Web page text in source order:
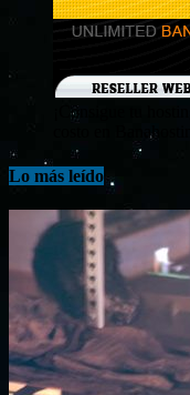
¡Consigue tu
costo en
Lo más leído